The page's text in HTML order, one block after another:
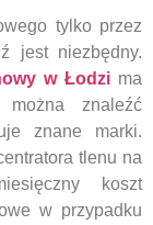
tylko przez
jest niezbędny.
w Łodzima
znaleźć
znane marki.
tlenu na
koszt
w przypadku